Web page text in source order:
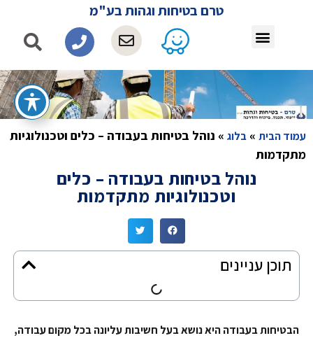
טרם בטיחות וגהות בע"מ
עמוד הבית » בלוג » נוהל בטיחות בעבודה – כלים וטכנולוגיות
מתקדמות
נוהל בטיחות בעבודה – כלים
וטכנולוגיות מתקדמות
תוכן עניינים
הבטיחות בעבודה היא נושא בעל חשיבות עליונה בכל מקום עבודה,